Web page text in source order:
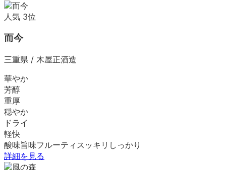
人気 3位
而今
三重県 / 木屋正酒造
華やか
芳醇
重厚
穏やか
ドライ
軽快
酸味旨味フルーティ スッキリ しっかり
詳細を見る